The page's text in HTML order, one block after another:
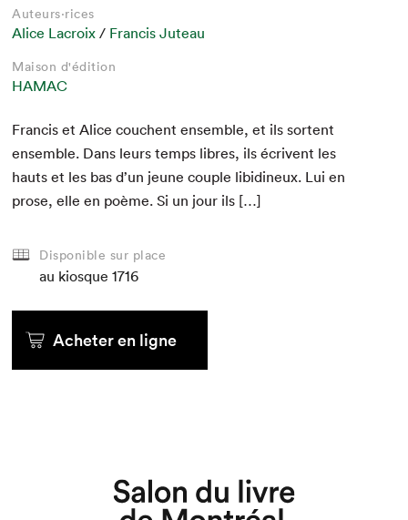
Auteurs·rices
Alice Lacroix / Francis Juteau
Maison d'édition
HAMAC
Fran­cis et Alice couchent ensem­ble, et ils sor­tent
ensem­ble. Dans leurs temps libres, ils écrivent les
hauts et les bas d’un jeune cou­ple libidineux. Lui en
prose, elle en poème. Si un jour ils […]
Disponible sur place
au kiosque 1716
Acheter en ligne